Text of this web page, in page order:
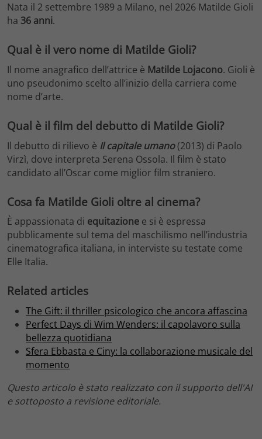
Nata il 2 settembre 1989 a Milano, nel 2026 Matilde Gioli
ha 36 anni.
Qual è il vero nome di Matilde Gioli?
Il nome anagrafico dell’attrice è Matilde Lojacono. Gioli è
uno pseudonimo scelto all’inizio della carriera come
nome d’arte.
Qual è il film del debutto di Matilde Gioli?
Il debutto di rilievo è Il capitale umano(2013) di Paolo
Virzì, dove interpreta Serena Ossola. Il film è stato
candidato all’Oscar come miglior film straniero.
Cosa fa Matilde Gioli oltre al cinema?
È appassionata di equitazione e si è espressa
pubblicamente sul tema del maschilismo nell’industria
cinematografica italiana, in interviste su testate come
Elle Italia.
Related articles
The Gift: il thriller psicologico che ancora affascina
Perfect Days di Wim Wenders: il capolavoro sulla
bellezza quotidiana
Sfera Ebbasta e Ciny: la collaborazione musicale del
momento
Questo articolo è stato realizzato con il supporto dell'AI
e sottoposto a revisione editoriale.